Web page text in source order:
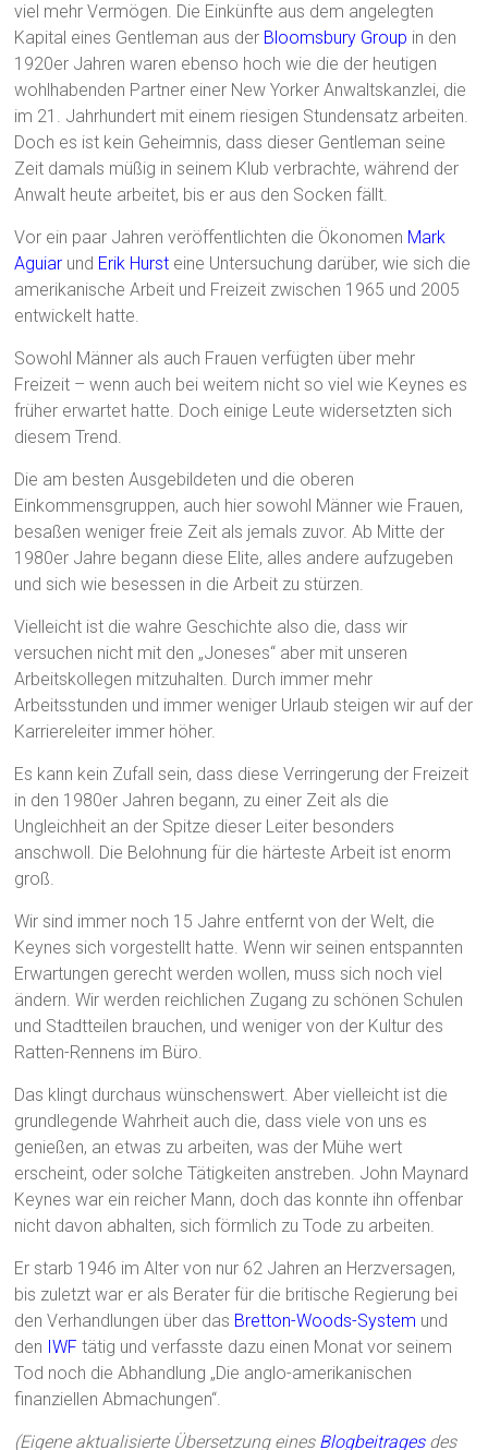
viel mehr Vermögen. Die Einkünfte aus dem angelegten
Kapital eines Gentleman aus der Bloomsbury Group in den
1920er Jahren waren ebenso hoch wie die der heutigen
wohlhabenden Partner einer New Yorker Anwaltskanzlei, die
im 21. Jahrhundert mit einem riesigen Stundensatz arbeiten.
Doch es ist kein Geheimnis, dass dieser Gentleman seine
Zeit damals müßig in seinem Klub verbrachte, während der
Anwalt heute arbeitet, bis er aus den Socken fällt.
Vor ein paar Jahren veröffentlichten die Ökonomen Mark
Aguiar und Erik Hurst eine Untersuchung darüber, wie sich die
amerikanische Arbeit und Freizeit zwischen 1965 und 2005
entwickelt hatte.
Sowohl Männer als auch Frauen verfügten über mehr
Freizeit – wenn auch bei weitem nicht so viel wie Keynes es
früher erwartet hatte. Doch einige Leute widersetzten sich
diesem Trend.
Die am besten Ausgebildeten und die oberen
Einkommensgruppen, auch hier sowohl Männer wie Frauen,
besaßen weniger freie Zeit als jemals zuvor. Ab Mitte der
1980er Jahre begann diese Elite, alles andere aufzugeben
und sich wie besessen in die Arbeit zu stürzen.
Vielleicht ist die wahre Geschichte also die, dass wir
versuchen nicht mit den „Joneses“ aber mit unseren
Arbeitskollegen mitzuhalten. Durch immer mehr
Arbeitsstunden und immer weniger Urlaub steigen wir auf der
Karriereleiter immer höher.
Es kann kein Zufall sein, dass diese Verringerung der Freizeit
in den 1980er Jahren begann, zu einer Zeit als die
Ungleichheit an der Spitze dieser Leiter besonders
anschwoll. Die Belohnung für die härteste Arbeit ist enorm
groß.
Wir sind immer noch 15 Jahre entfernt von der Welt, die
Keynes sich vorgestellt hatte. Wenn wir seinen entspannten
Erwartungen gerecht werden wollen, muss sich noch viel
ändern. Wir werden reichlichen Zugang zu schönen Schulen
und Stadtteilen brauchen, und weniger von der Kultur des
Ratten-Rennens im Büro.
Das klingt durchaus wünschenswert. Aber vielleicht ist die
grundlegende Wahrheit auch die, dass viele von uns es
genießen, an etwas zu arbeiten, was der Mühe wert
erscheint, oder solche Tätigkeiten anstreben. John Maynard
Keynes war ein reicher Mann, doch das konnte ihn offenbar
nicht davon abhalten, sich förmlich zu Tode zu arbeiten.
Er starb 1946 im Alter von nur 62 Jahren an Herzversagen,
bis zuletzt war er als Berater für die britische Regierung bei
den Verhandlungen über das Bretton-Woods-System und
den IWF tätig und verfasste dazu einen Monat vor seinem
Tod noch die Abhandlung „Die anglo-amerikanischen
finanziellen Abmachungen“.
(Eigene aktualisierte Übersetzung eines Blogbeitragesdes